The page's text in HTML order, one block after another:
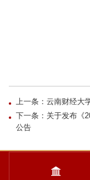
上一条：云南财经大
下一条：关于发布《
公告